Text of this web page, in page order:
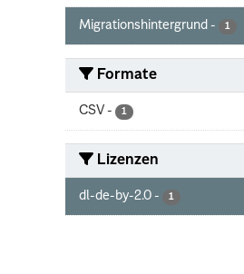
Migrationshintergrund - 1
Formate
CSV - 1
Lizenzen
dl-de-by-2.0 - 1